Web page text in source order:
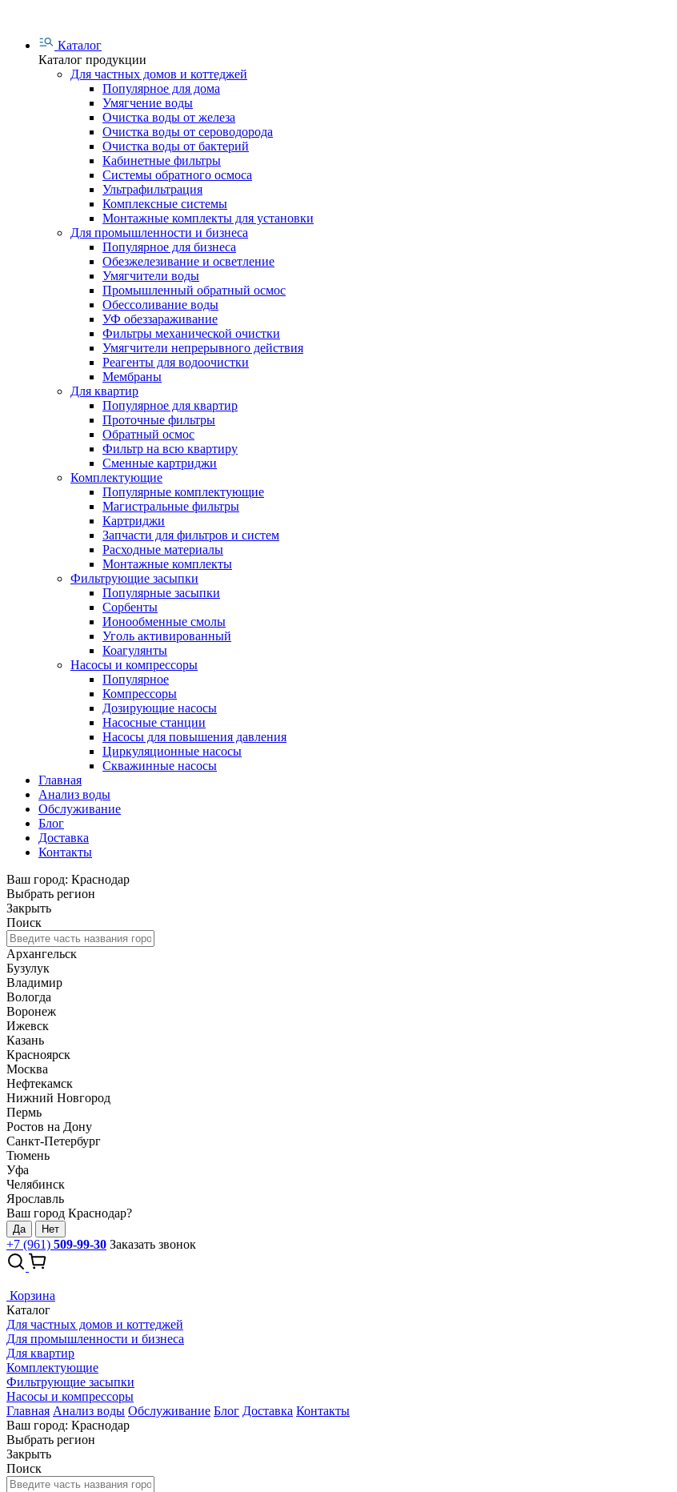
Каталог
Каталог продукции
Для частных домов и коттеджей
Популярное для дома
Умягчение воды
Очистка воды от железа
Очистка воды от сероводорода
Очистка воды от бактерий
Кабинетные фильтры
Системы обратного осмоса
Ультрафильтрация
Комплексные системы
Монтажные комплекты для установки
Для промышленности и бизнеса
Популярное для бизнеса
Обезжелезивание и осветление
Умягчители воды
Промышленный обратный осмос
Обессоливание воды
УФ обеззараживание
Фильтры механической очистки
Умягчители непрерывного действия
Реагенты для водоочистки
Мембраны
Для квартир
Популярное для квартир
Проточные фильтры
Обратный осмос
Фильтр на всю квартиру
Сменные картриджи
Комплектующие
Популярные комплектующие
Магистральные фильтры
Картриджи
Запчасти для фильтров и систем
Расходные материалы
Монтажные комплекты
Фильтрующие засыпки
Популярные засыпки
Сорбенты
Ионообменные смолы
Уголь активированный
Коагулянты
Насосы и компрессоры
Популярное
Компрессоры
Дозирующие насосы
Насосные станции
Насосы для повышения давления
Циркуляционные насосы
Скважинные насосы
Главная
Анализ воды
Обслуживание
Блог
Доставка
Контакты
Ваш город: Краснодар
Выбрать регион
Закрыть
Поиск
Архангельск
Бузулук
Владимир
Вологда
Воронеж
Ижевск
Казань
Красноярск
Москва
Нефтекамск
Нижний Новгород
Пермь
Ростов на Дону
Санкт-Петербург
Тюмень
Уфа
Челябинск
Ярославль
Ваш город Краснодар?
Да Нет
+7 (961) 509-99-30 Заказать звонок
Корзина
Каталог
Для частных домов и коттеджей
Для промышленности и бизнеса
Для квартир
Комплектующие
Фильтрующие засыпки
Насосы и компрессоры
Главная Анализ воды Обслуживание Блог Доставка Контакты
Ваш город: Краснодар
Выбрать регион
Закрыть
Поиск